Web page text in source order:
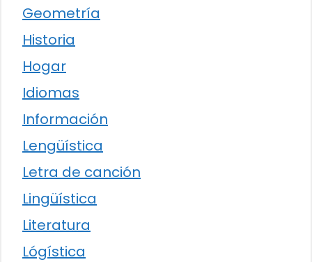
Geometría
Historia
Hogar
Idiomas
Información
Lengüística
Letra de canción
Lingüística
Literatura
Lógística